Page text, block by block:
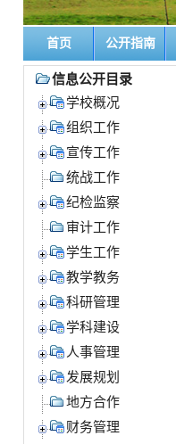
首页 公开指南
信息公开目录
学校概况
组织工作
宣传工作
统战工作
纪检监察
审计工作
学生工作
教学教务
科研管理
学科建设
人事管理
发展规划
地方合作
财务管理